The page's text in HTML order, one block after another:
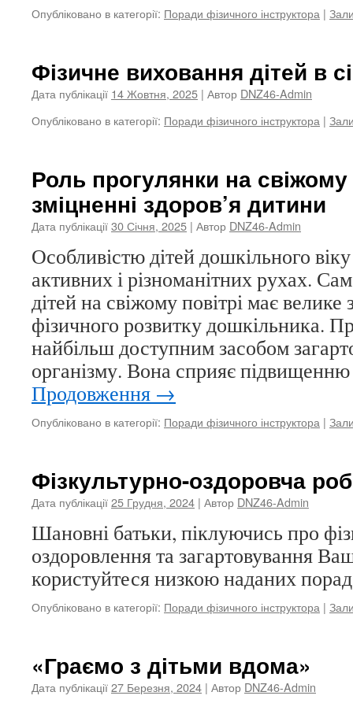
Опубліковано в категорії: Поради фізичного інструктора |
Фізичне виховання дітей в
Дата публікації 14 Жовтня, 2025 | Автор DNZ46-Admin
Опубліковано в категорії: Поради фізичного інструктора |
Роль прогулянки на свіжому
зміцненні здоров’я дитини
Дата публікації30 Січня, 2025 | Автор DNZ46-Admin
Особливістю дітей дошкільного
активних і різноманітних рухах.
дітей на свіжому повітрі має велике
фізичного розвитку дошкільника.
найбільш доступним засобом
організму. Вона сприяє
Продовження →
Опубліковано в категорії: Поради фізичного інструктора |
Фізкультурно-оздоровча
Дата публікації25 Грудня, 2024 | Автор DNZ46-Admin
Шановні батьки, піклуючись про
оздоровлення та загартовування
користуйтеся низкою наданих
Опубліковано в категорії: Поради фізичного інструктора |
«Граємо з дітьми вдома»
Дата публікації27 Березня, 2024 | Автор DNZ46-Admin